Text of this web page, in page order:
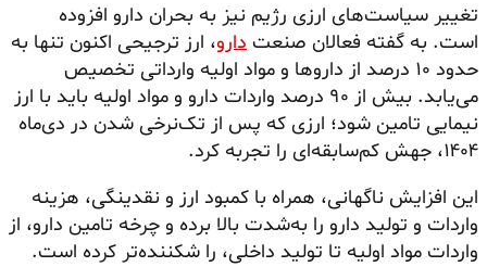
تغییر سیاست‌های ارزی رژیم نیز به بحران دارو افزوده
است. به گفته فعالان صنعت دارو، ارز ترجیحی اکنون تنها به
حدود ۱۰ درصد از داروها و مواد اولیه وارداتی تخصیص
می‌یابد. بیش از ۹۰ درصد واردات دارو و مواد اولیه باید با ارز
نیمایی تامین شود؛ ارزی که پس از تک‌نرخی شدن در دی‌ماه
۱۴۰۴، جهش کم‌سابقه‌ای را تجربه کرد.
این افزایش ناگهانی، همراه با کمبود ارز و نقدینگی، هزینه
واردات و تولید دارو را به‌شدت بالا برده و چرخه تامین دارو، از
واردات مواد اولیه تا تولید داخلی، را شکننده‌تر کرده است.